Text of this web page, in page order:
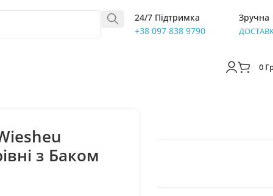
24/7 Підтримка
+38 097 838 9790
Зручна
0
з Баком